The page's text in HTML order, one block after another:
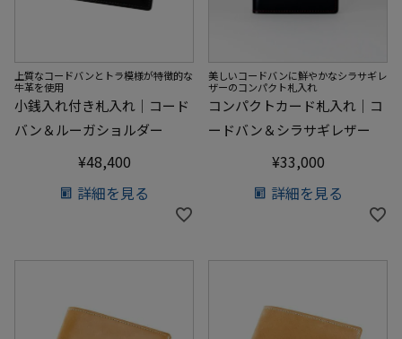
上質なコードバンとトラ模様が特徴的な
牛革を使用
小銭入れ付き札入れ｜コード
バン＆ルーガショルダー
¥48,400
詳細を見る
美しいコードバンに鮮やかなシラサギレ
ザーのコンパクト札入れ
コンパクトカード札入れ｜コ
ードバン＆シラサギレザー
¥33,000
詳細を見る